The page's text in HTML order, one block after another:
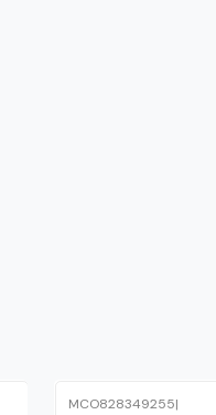
MCO828349255|